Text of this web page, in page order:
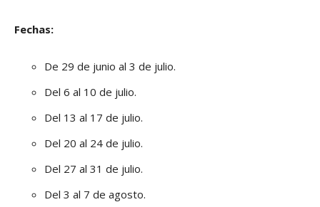
Fechas:
De 29 de junio al 3 de julio.
Del 6 al 10 de julio.
Del 13 al 17 de julio.
Del 20 al 24 de julio.
Del 27 al 31 de julio.
Del 3 al 7 de agosto.